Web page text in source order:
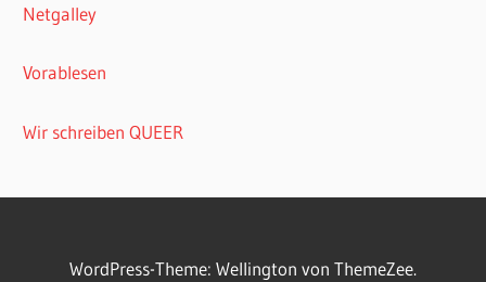
Netgalley
Vorablesen
Wir schreiben QUEER
WordPress-Theme: Wellington von ThemeZee.